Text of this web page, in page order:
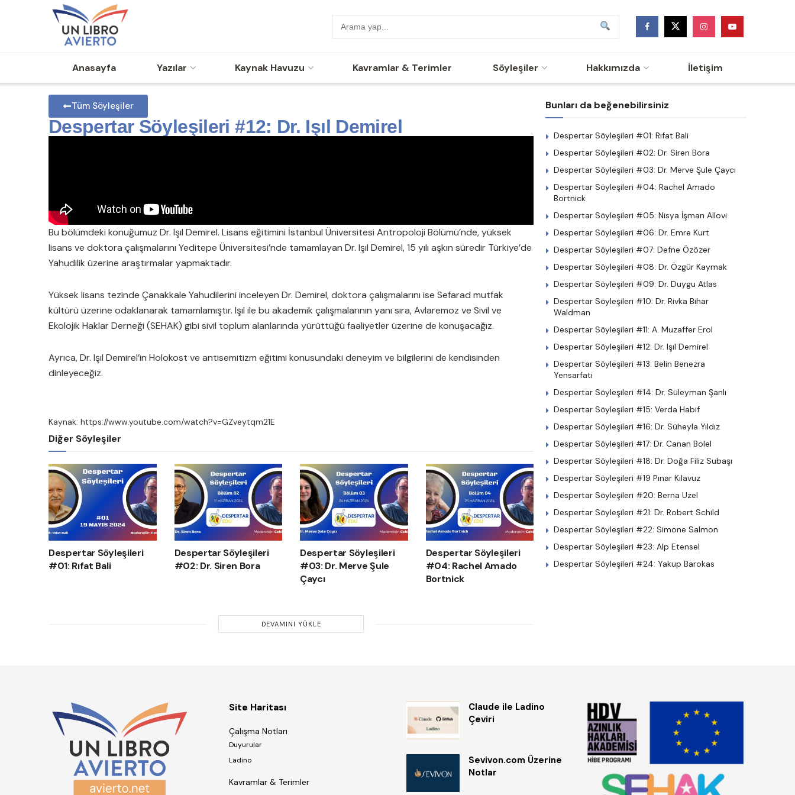
Anasayfa Yazılar Kaynak Havuzu Kavramlar & Terimler Söyleşiler Hakkımızda İletişim
Tüm Söyleşiler
Despertar Söyleşileri #12: Dr. Işıl Demirel
Bu bölümdeki konuğumuz Dr. Işıl Demirel. Lisans eğitimini İstanbul Üniversitesi Antropoloji Bölümü’nde, yüksek
lisans ve doktora çalışmalarını Yeditepe Üniversitesi’nde tamamlayan Dr. Işıl Demirel, 15 yılı aşkın süredir Türkiye’de
Yahudilik üzerine araştırmalar yapmaktadır.
Yüksek lisans tezinde Çanakkale Yahudilerini inceleyen Dr. Demirel, doktora çalışmalarını ise Sefarad mutfak
kültürü üzerine odaklanarak tamamlamıştır. Işıl ile bu akademik çalışmalarının yanı sıra, Avlaremoz ve Sivil ve
Ekolojik Haklar Derneği (SEHAK) gibi sivil toplum alanlarında yürüttüğü faaliyetler üzerine de konuşacağız.
Ayrıca, Dr. Işıl Demirel’in Holokost ve antisemitizm eğitimi konusundaki deneyim ve bilgilerini de kendisinden
dinleyeceğiz.
Kaynak: https://www.youtube.com/watch?v=GZveytqm21E
Diğer Söyleşiler
Despertar Söyleşileri
#01: Rıfat Bali
Despertar Söyleşileri
#02: Dr. Siren Bora
Despertar Söyleşileri
#03: Dr. Merve Şule
Çaycı
Despertar Söyleşileri
#04: Rachel Amado
Bortnick
DEVAMINI YÜKLE
Bunları da beğenebilirsiniz
Despertar Söyleşileri #01: Rıfat Bali
Despertar Söyleşileri #02: Dr. Siren Bora
Despertar Söyleşileri #03: Dr. Merve Şule Çaycı
Despertar Söyleşileri #04: Rachel Amado
Bortnick
Despertar Söyleşileri #05: Nisya İşman Allovi
Despertar Söyleşileri #06: Dr. Emre Kurt
Despertar Söyleşileri #07: Defne Özözer
Despertar Söyleşileri #08: Dr. Özgür Kaymak
Despertar Söyleşileri #09: Dr. Duygu Atlas
Despertar Söyleşileri #10: Dr. Rivka Bihar
Waldman
Despertar Söyleşileri #11: A. Muzaffer Erol
Despertar Söyleşileri #12: Dr. Işıl Demirel
Despertar Söyleşileri #13: Belin Benezra
Yensarfati
Despertar Söyleşileri #14: Dr. Süleyman Şanlı
Despertar Söyleşileri #15: Verda Habif
Despertar Söyleşileri #16: Dr. Süheyla Yıldız
Despertar Söyleşileri #17: Dr. Canan Bolel
Despertar Söyleşileri #18: Dr. Doğa Filiz Subaşı
Despertar Söyleşileri #19 Pınar Kılavuz
Despertar Söyleşileri #20: Berna Uzel
Despertar Söyleşileri #21: Dr. Robert Schild
Despertar Söyleşileri #22: Simone Salmon
Despertar Söyleşileri #23: Alp Etensel
Despertar Söyleşileri #24: Yakup Barokas
Site Haritası
Çalışma Notları
Duyurular
Ladino
Kavramlar & Terimler
Claude ile Ladino
Çeviri
Sevivon.com Üzerine
Notlar